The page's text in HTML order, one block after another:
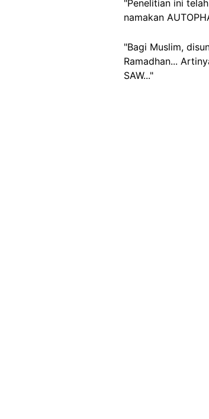
"Penelitian ini
namakan
"Bagi Muslim,
Ramadhan...
SAW..."